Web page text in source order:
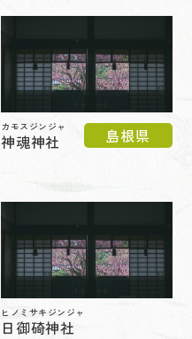
カモスジンジャ
神魂神社 島根県
ヒノミサキジンジャ
日御碕神社